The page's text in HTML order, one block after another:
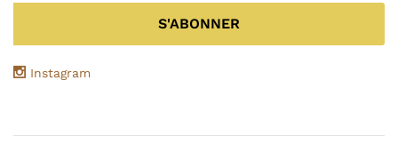
Instagram